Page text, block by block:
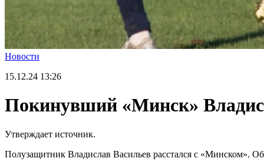
Новости
15.12.24 13:26
Покинувший «Минск»
Утверждает источник.
Полузащитник Владислав Васильев расстался с «Минском».